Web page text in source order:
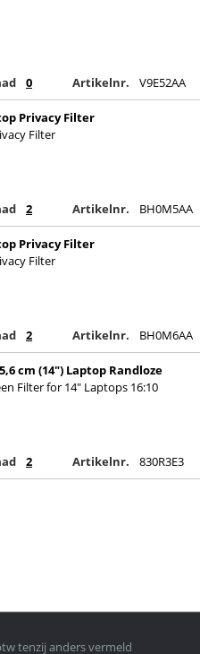
Artikelnr. V9E52AA
0
Filter
Artikelnr. BH0M5AA
Privacy Filter
2
Filter
Artikelnr. BH0M6AA
Privacy Filter
2
Filter for 14" Laptops 16:10
Artikelnr. 830R3E3
cm (14") Laptop Randloze
2
tenzij anders vermeld